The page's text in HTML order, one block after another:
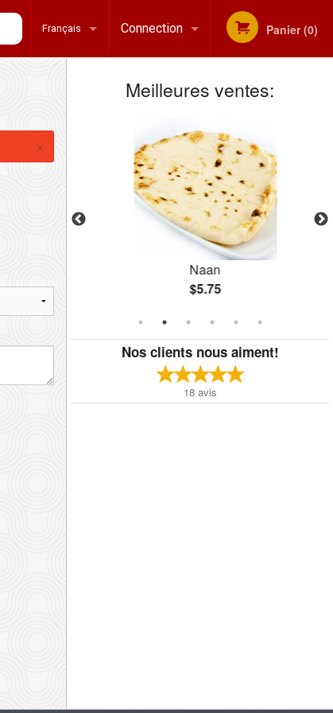
Français
English
Connection
Inscription
Panier (0)
Meilleures ventes:
Naan
$5.75
Nos clients nous aiment!
18 avis
×